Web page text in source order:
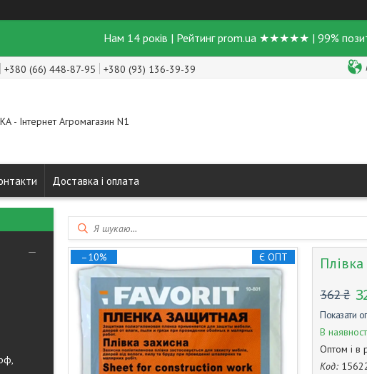
Нам 14 років | Рейтинг prom.ua ★★★★★ | 99%
+380 (66) 448-87-95 +380 (93) 136-39-39
- Інтернет Агромагазин N1
Доставка і оплата
Є ОПТ
–10%
362 ₴
Показати
В
Оптом і в
Код: